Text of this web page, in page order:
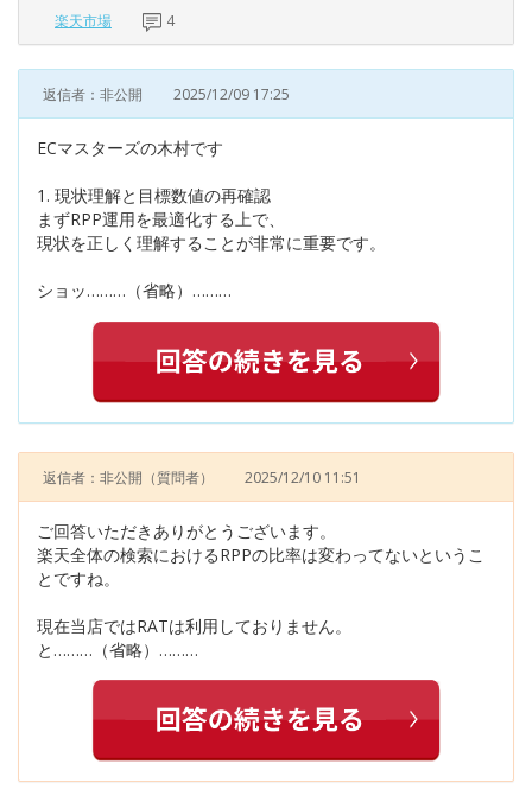
楽天市場 4
返信者：非公開 2025/12/09 17:25
ECマスターズの木村です
1. 現状理解と目標数値の再確認
まずRPP運用を最適化する上で、
現状を正しく理解することが非常に重要です。
ショッ………（省略）………
返信者：非公開 （質問者） 2025/12/10 11:51
ご回答いただきありがとうございます。
楽天全体の検索におけるRPPの比率は変わってないというこ
とですね。
現在当店ではRATは利用しておりません。
と………（省略）………